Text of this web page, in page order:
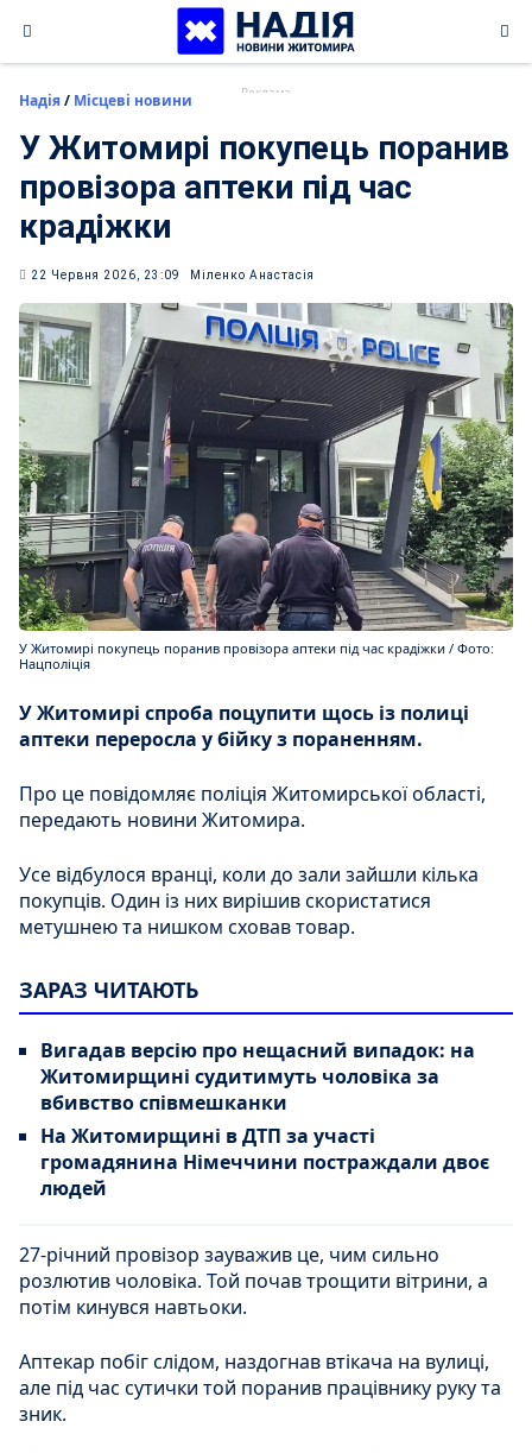
content
Надія/ Місцеві новини
У Житомирі покупець поранив
провізора аптеки під час
крадіжки
22 Червня 2026, 23:09 Міленко Анастасія
У Житомирі покупець поранив провізора аптеки під час крадіжки / Фото:
Нацполіція
У Житомирі спроба поцупити щось із полиці
аптеки переросла у бійку з пораненням.
Про це повідомляє поліція Житомирської області,
передають новини Житомира.
Усе відбулося вранці, коли до зали зайшли кілька
покупців. Один із них вирішив скористатися
метушнею та нишком сховав товар.
ЗАРАЗ ЧИТАЮТЬ
Вигадав версію про нещасний випадок: на
Житомирщині судитимуть чоловіка за
вбивство співмешканки
На Житомирщині в ДТП за участі
громадянина Німеччини постраждали двоє
людей
27-річний провізор зауважив це, чим сильно
розлютив чоловіка. Той почав трощити вітрини, а
потім кинувся навтьоки.
Аптекар побіг слідом, наздогнав втікача на вулиці,
але під час сутички той поранив працівнику руку та
зник.